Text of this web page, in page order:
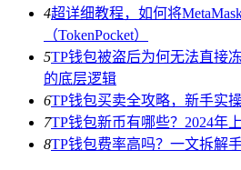
4超详细教程，如何将
（TokenPocket）
5TP钱包被盗后为何无法直接
的底层逻辑
6TP钱包买卖全攻略，新手实
7TP钱包新币有哪些？2024年
8TP钱包费率高吗？一文拆解